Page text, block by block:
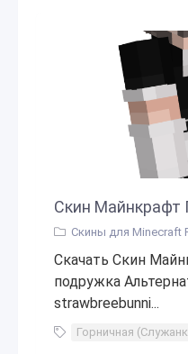
Скин Майнкрафт
Скины для Minecraft
Скачать Скин
подружка
strawbreebunni...
Горничная